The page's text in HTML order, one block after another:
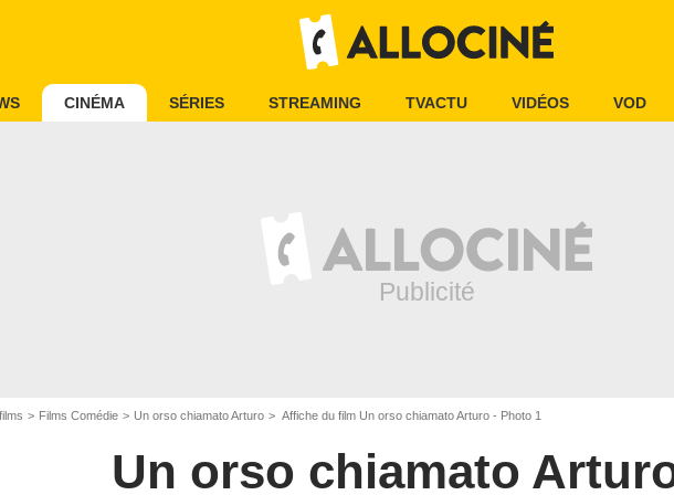
CINÉMA SÉRIES STREAMING TVACTU VIDÉOS VOD
Films Comédie Un orso chiamato Arturo Affiche du film Un orso chiamato Arturo - Photo 1
Un orso chiamato